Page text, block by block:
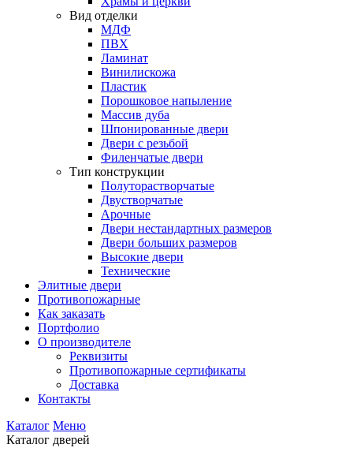
Вид отделки
МДФ
ПВХ
Ламинат
Винилискожа
Пластик
Порошковое напыление
Массив дуба
Шпонированные двери
Двери с резьбой
Филенчатые двери
Тип конструкции
Полуторастворчатые
Двустворчатые
Арочные
Двери нестандартных размеров
Двери больших размеров
Высокие двери
Технические
Элитные двери
Противопожарные
Как заказать
Портфолио
О производителе
Реквизиты
Противопожарные сертификаты
Доставка
Контакты
Каталог Меню
Каталог дверей